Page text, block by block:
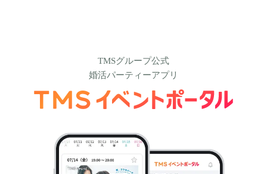
TMSグループ公式
婚活パーティーアプリ